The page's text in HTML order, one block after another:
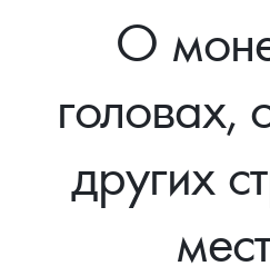
Инвестиционные монеты
Памятные монеты России и СССР
Монеты Царской России
Монеты стран мира после 1950г
Георгий Победоносец
Золотой червонец Сеятель
Как сделать заказ
Гарантии
Информация
Распродажа монет и жетонов
Аналитика и события
Итоги 2025 года. Прогноз курсов
Котировки
О
головах,
других